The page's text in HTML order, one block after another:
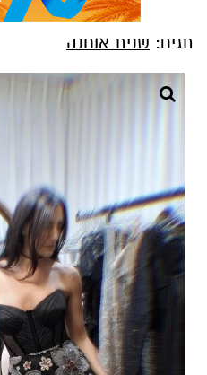
תגים: שנית אוחנה